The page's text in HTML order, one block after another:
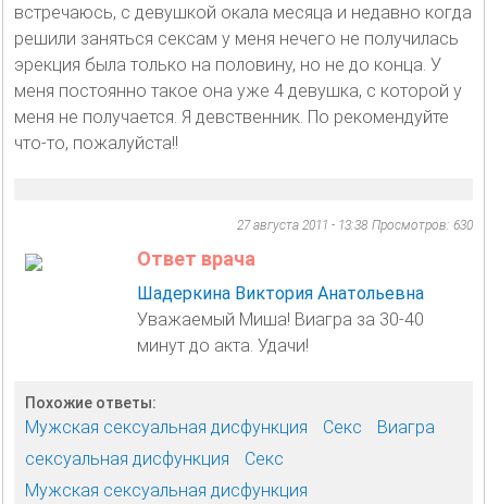
встречаюсь, с девушкой окала месяца и недавно когда
решили заняться сексам у меня нечего не получилась
эрекция была только на половину, но не до конца. У
меня постоянно такое она уже 4 девушка, с которой у
меня не получается. Я девственник. По рекомендуйте
что-то, пожалуйста!!
27 августа 2011 - 13:38 Просмотров: 630
Ответ врача
Шадеркина Виктория Анатольевна
Уважаемый Миша! Виагра за 30-40
минут до акта. Удачи!
Похожие ответы:
Мужская сексуальная дисфункция Секс
Виагра
сексуальная дисфункция
Секс
Мужская сексуальная дисфункция